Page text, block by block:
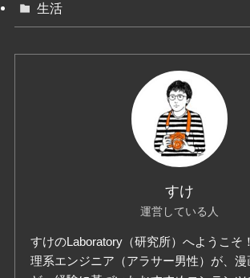
生活
すけ
運営している人
すけのLaboratory（研究所）へようこそ
理系エンジニア（アラサー男性）が、漫